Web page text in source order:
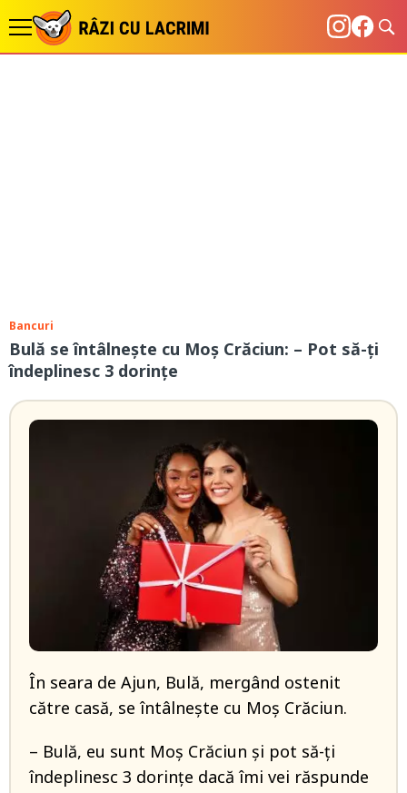
Bancuri
Bulă se întâlneşte cu Moş Crăciun: – Pot să-ţi
îndeplinesc 3 dorinţe
În seara de Ajun, Bulă, mergând ostenit
către casă, se întâlneşte cu Moş Crăciun.
– Bulă, eu sunt Moş Crăciun şi pot să-ţi
îndeplinesc 3 dorinţe dacă îmi vei răspunde